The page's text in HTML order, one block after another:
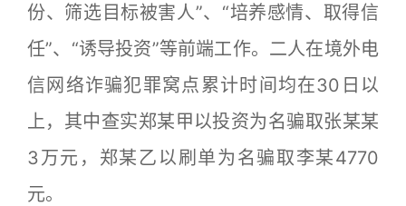
份、筛选目标被害人”、“培养感情、取得信
任”、“诱导投资”等前端工作。二人在境外电
信网络诈骗犯罪窝点累计时间均在30日以
上，其中查实郑某甲以投资为名骗取张某某
3万元，郑某乙以刷单为名骗取李某4770
元。